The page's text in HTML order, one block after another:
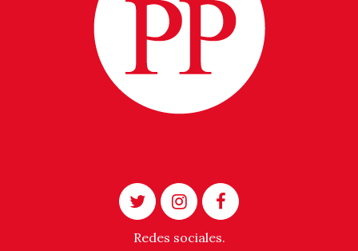
Redes sociales.